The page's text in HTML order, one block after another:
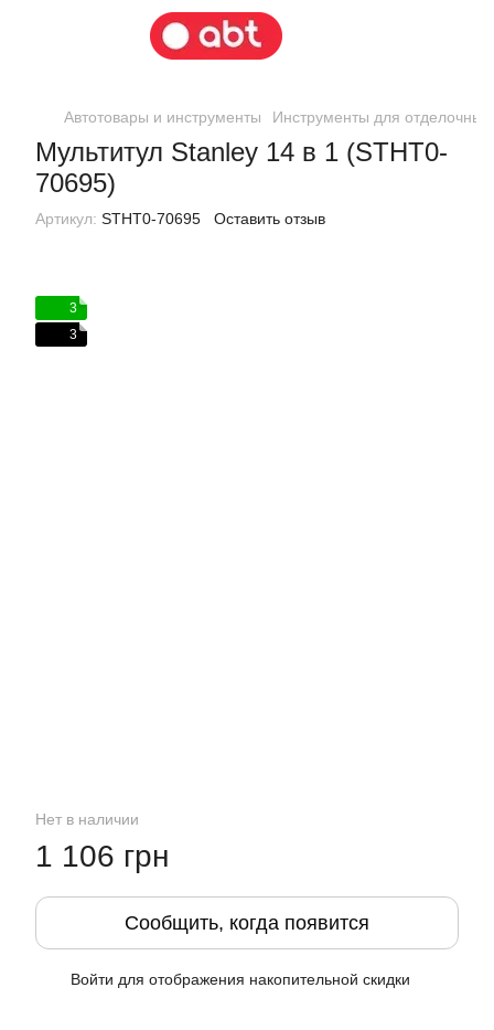
Автотовары и инструменты Инструменты для отделочных
Мультитул Stanley 14 в 1 (STHT0-
70695)
Артикул: STHT0-70695 Оставить отзыв
3
3
Нет в наличии
1 106 грн
Сообщить, когда появится
Войти для отображения накопительной скидки